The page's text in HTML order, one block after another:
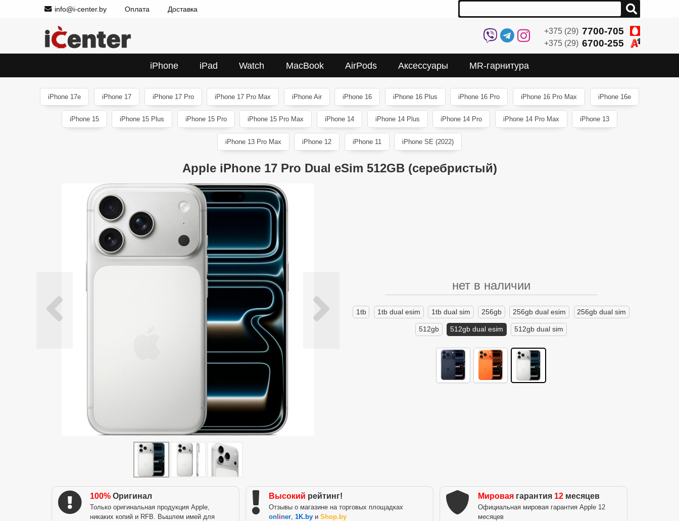
info@i-center.by Оплата Доставка
+375 (29) 7700-705
+375 (29) 6700-255
iPhone iPad Watch MacBook AirPods Аксессуары MR-гарнитура
iPhone 17e iPhone 17 iPhone 17 Pro iPhone 17 Pro Max iPhone Air iPhone 16 iPhone 16 Plus iPhone 16 Pro iPhone 16 Pro Max iPhone 16e
iPhone 15 iPhone 15 Plus iPhone 15 Pro iPhone 15 Pro Max iPhone 14 iPhone 14 Plus iPhone 14 Pro iPhone 14 Pro Max iPhone 13
iPhone 13 Pro Max iPhone 12 iPhone 11 iPhone SE (2022)
Apple iPhone 17 Pro Dual eSim 512GB (серебристый)
нет в наличии
1tb 1tb dual esim 1tb dual sim 256gb 256gb dual esim 256gb dual sim
512gb 512gb dual esim 512gb dual sim
100% Оригинал
Только оригинальная продукция Apple,
никаких копий и RFB. Вышлем имей для
Высокий рейтинг!
Отзывы о магазине на торговых площадках
onl iner 1K.by и Shop.by
Мировая гарантия 12 месяцев
Официальная мировая гарантия Apple 12
месяцев